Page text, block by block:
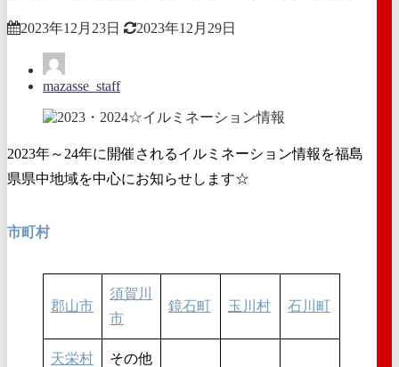
2023年12月23日 2023年12月29日
mazasse_staff
2023年～24年に開催されるイルミネーション情報を福島
県県中地域を中心にお知らせします☆
市町村
郡山市
須賀川
市
鏡石町 玉川村 石川町
天栄村 その他